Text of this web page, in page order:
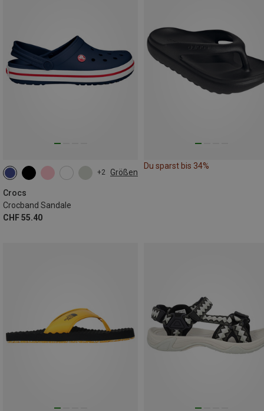
+2 Größen
Crocs
Crocband Sandale
CHF 55.40
Du sparst bis 34%